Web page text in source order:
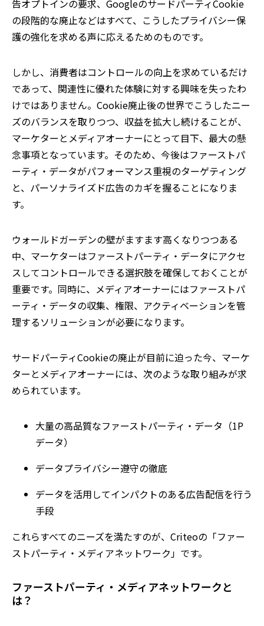
告オプトインの要求、GoogleのサードパーティCookie
の段階的な廃止などはすべて、こうしたプライバシー保
護の強化を求める声に応えるためのものです。
しかし、消費者はコントロールの向上を求めているだけ
であって、関連性に優れた体験に対する興味を失ったわ
けではありません。Cookie廃止後の世界でこうしたニー
ズのバランスを取りつつ、収益を拡大し続けることが、
マーケターとメディアオーナーにとって目下、最大の懸
念事項となっています。そのため、今後はファーストパ
ーティ・データがパフォーマンス重視のターゲティング
と、パーソナライズド広告のカギを握ることになりま
す。
ウォールドガーデンの壁がますます高くなりつつある
中、マーケターはファーストパーティ・データにアクセ
スしてコントロールできる選択肢を確保しておくことが
重要です。同時に、メディアオーナーにはファーストパ
ーティ・データの収集、権限、アクティベーションを管
理するソリューションが必要になります。
サードパーティCookieの廃止が目前に迫った今、マーケ
ターとメディアオーナーには、次のような取り組みが求
められています。
大量の高品質なファーストパーティ・データ（1P
データ）
データプライバシー遵守の徹底
データを活用してインパクトのある広告配信を行う
手段
これらすべてのニーズを満たすのが、Criteoの「ファー
ストパーティ・メディアネットワーク」です。
ファーストパーティ・メディアネットワークと
は？